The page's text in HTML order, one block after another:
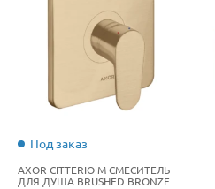
Под заказ
AXOR CITTERIO M СМЕСИТЕЛЬ
ДЛЯ ДУША BRUSHED BRONZE